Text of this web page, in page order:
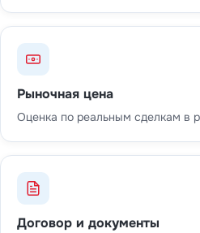
Рыночная цена
Оценка по реальным сделкам в
Договор и документы